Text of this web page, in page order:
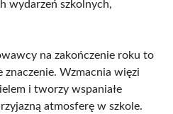
wydarzeń szkolnych,
na zakończenie roku to
Wzmacnia więzi
i tworzy wspaniałe
atmosferę w szkole.